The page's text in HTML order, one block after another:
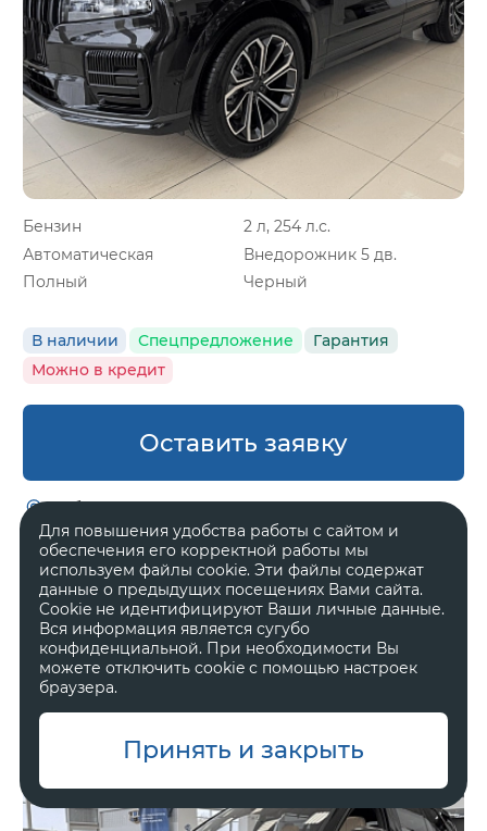
Бензин
2 л, 254 л.с.
Автоматическая
Внедорожник 5 дв.
Полный
Черный
В наличии Спецпредложение
Гарантия
Можно в кредит
Оставить заявку
Набережные Челны Машиностроительная
Nordcross 001
Ultra
5 900 000 ₽ 7 130 000 ₽
Для повышения удобства работы с сайтом и
обеспечения его корректной работы мы
используем файлы cookie. Эти файлы содержат
данные о предыдущих посещениях Вами сайта.
Cookie не идентифицируют Ваши личные данные.
Вся информация является сугубо
конфиденциальной. При необходимости Вы
можете отключить cookie с помощью настроек
браузера.
Принять и закрыть